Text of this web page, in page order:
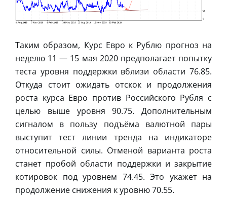
Таким образом, Курс Евро к Рублю прогноз на
неделю 11 — 15 мая 2020 предполагает попытку
теста уровня поддержки вблизи области 76.85.
Откуда стоит ожидать отскок и продолжения
роста курса Евро против Российского Рубля с
целью выше уровня 90.75. Дополнительным
сигналом в пользу подъёма валютной пары
выступит тест линии тренда на индикаторе
относительной силы. Отменой варианта роста
станет пробой области поддержки и закрытие
котировок под уровнем 74.45. Это укажет на
продолжение снижения к уровню 70.55.